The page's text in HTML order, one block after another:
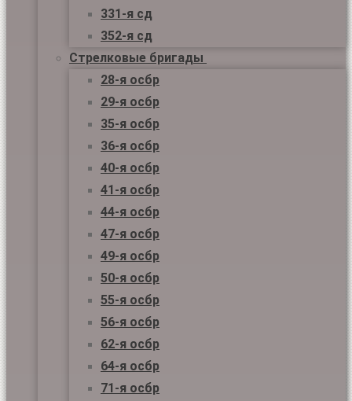
331-я сд
352-я сд
Стрелковые бригады
28-я осбр
29-я осбр
35-я осбр
36-я осбр
40-я осбр
41-я осбр
44-я осбр
47-я осбр
49-я осбр
50-я осбр
55-я осбр
56-я осбр
62-я осбр
64-я осбр
71-я осбр